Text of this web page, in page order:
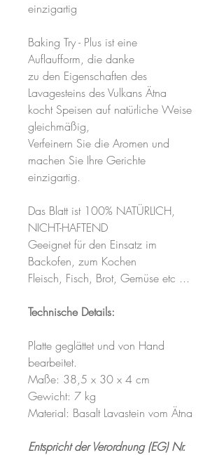
einzigartig
Baking Try - Plus ist eine
Auflaufform, die danke
zu den Eigenschaften des
Lavagesteins des Vulkans Ätna
kocht Speisen auf natürliche Weise
gleichmäßig,
Verfeinern Sie die Aromen und
machen Sie Ihre Gerichte
einzigartig.
Das Blatt ist 100% NATÜRLICH,
NICHT-HAFTEND
Geeignet für den Einsatz im
Backofen, zum Kochen
Fleisch, Fisch, Brot, Gemüse etc ...
Technische Details:
Platte geglättet und von Hand
bearbeitet.
Maße: 38,5 x 30 x 4 cm
Gewicht: 7 kg
Material: Basalt Lavastein vom Ätna
Entspricht der Verordnung (EG) Nr.